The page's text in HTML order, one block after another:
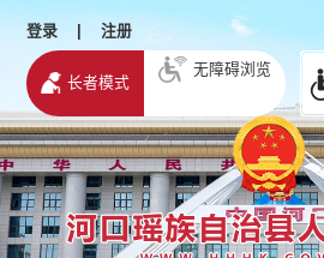
登录 | 注册
长者模式
无障碍浏览